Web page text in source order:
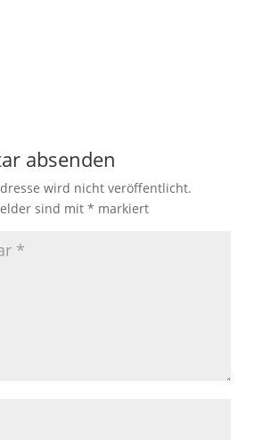
absenden
wird nicht veröffentlicht.
sind mit * markiert